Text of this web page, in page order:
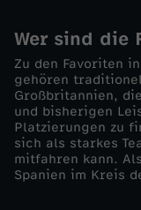
Wer sind die
Zu den Favoriten
gehören
Großbritannien,
und bisherigen
Platzierungen zu
sich als starkes
mitfahren kann.
Spanien im Kreis